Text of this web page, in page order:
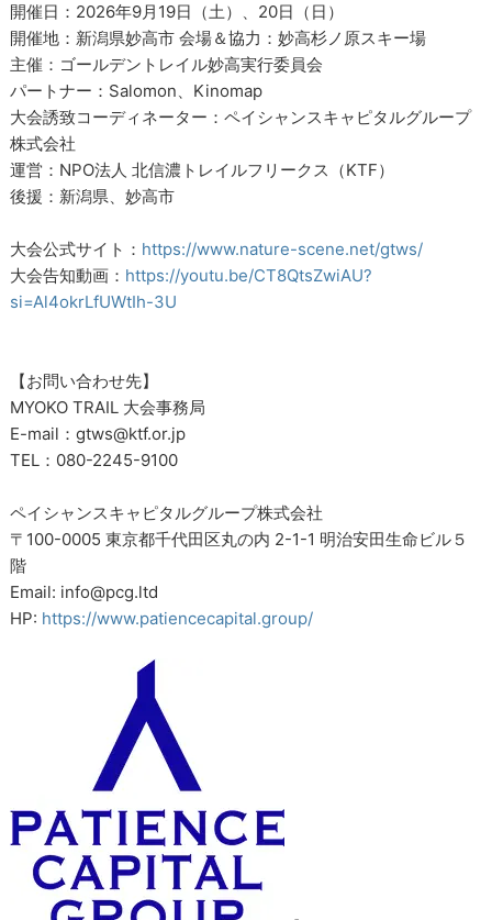
開催日：2026年9月19日（土）、20日（日）
開催地：新潟県妙高市 会場＆協力：妙高杉ノ原スキー場
主催：ゴールデントレイル妙高実行委員会
パートナー：Salomon、Kinomap
大会誘致コーディネーター：ペイシャンスキャピタルグループ
株式会社
運営：NPO法人 北信濃トレイルフリークス（KTF）
後援：新潟県、妙高市
大会公式サイト： https://www.nature-scene.net/gtws/
大会告知動画： https://youtu.be/CT8QtsZwiAU?
si=Al4okrLfUWtIh-3U
【お問い合わせ先】
MYOKO TRAIL 大会事務局
E-mail：gtws@ktf.or.jp
TEL：080-2245-9100
ペイシャンスキャピタルグループ株式会社
〒100-0005 東京都千代田区丸の内 2-1-1 明治安田生命ビル５
階
Email: info@pcg.ltd
HP: https://www.patiencecapital.group/